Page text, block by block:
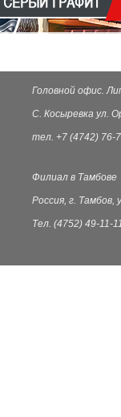
Головной офис.
С. Косыревка ул.
тел. +7 (4742) 76-
Филиал в Тамбове
Россия, г. Тамбов,
Тел. (4752) 49-11-